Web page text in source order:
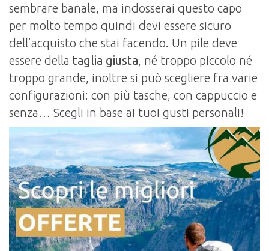
sembrare banale, ma indosserai questo capo
per molto tempo quindi devi essere sicuro
dell’acquisto che stai facendo. Un pile deve
essere della taglia giusta, né troppo piccolo né
troppo grande, inoltre si può scegliere fra varie
configurazioni: con più tasche, con cappuccio e
senza… Scegli in base ai tuoi gusti personali!